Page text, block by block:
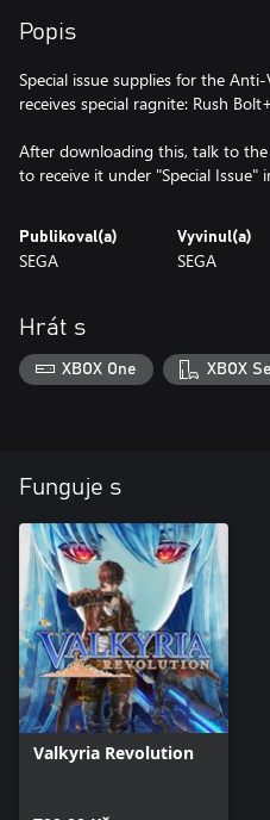
Popis
Special issue supplies for the
receives special ragnite: Rush
After downloading this, talk to
to receive it under "Special Issue"
Publikoval(a)
SEGA
Vyvinul(a)
SEGA
Hrát s
XBOX One XBOX
Funguje s
Valkyria Revolution